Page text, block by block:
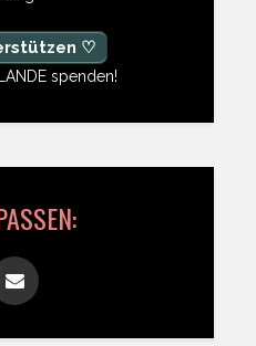
♡
spenden!